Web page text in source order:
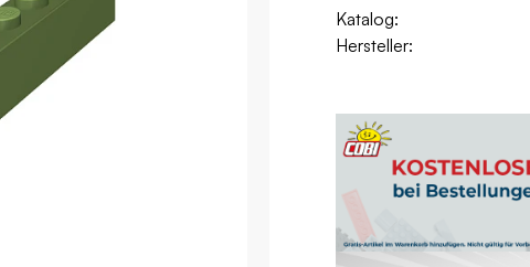
Katalog:
Hersteller: